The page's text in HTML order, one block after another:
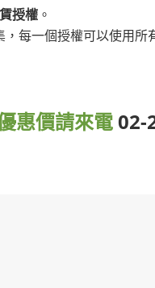
授權 。
每一個授權可以使用所
惠價請來電02-